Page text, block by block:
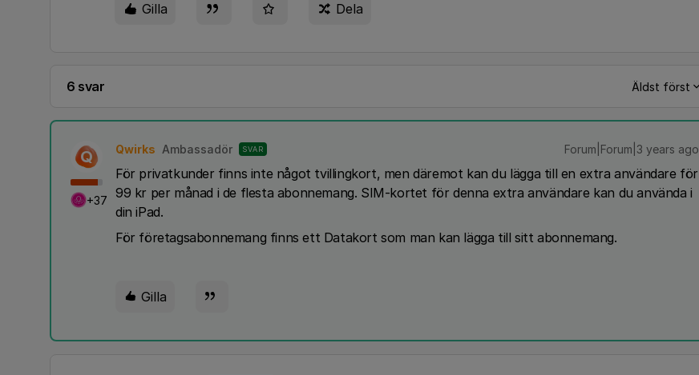
Gilla Dela
6 svar Äldst först
Q
+37
Qwirks Ambassadör SVAR Forum|Forum|3 years ago
För privatkunder finns inte något tvillingkort, men däremot kan du lägga till en extra användare för
99 kr per månad i de flesta abonnemang. SIM-kortet för denna extra användare kan du använda i
din iPad.
För företagsabonnemang finns ett Datakort som man kan lägga till sitt abonnemang.
Gilla